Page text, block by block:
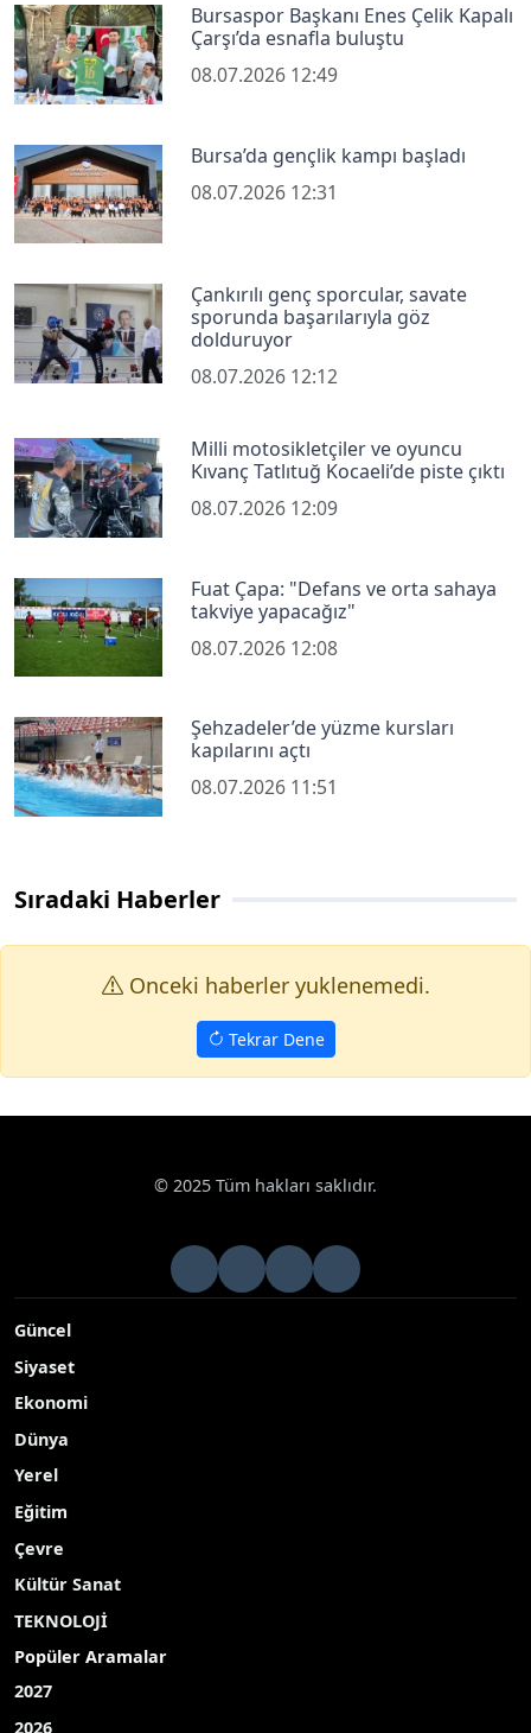
Bursaspor Başkanı Enes Çelik Kapalı
Çarşı’da esnafla buluştu
08.07.2026 12:49
Bursa’da gençlik kampı başladı
08.07.2026 12:31
Çankırılı genç sporcular, savate
sporunda başarılarıyla göz
dolduruyor
08.07.2026 12:12
Milli motosikletçiler ve oyuncu
Kıvanç Tatlıtuğ Kocaeli’de piste çıktı
08.07.2026 12:09
Fuat Çapa: "Defans ve orta sahaya
takviye yapacağız"
08.07.2026 12:08
Şehzadeler’de yüzme kursları
kapılarını açtı
08.07.2026 11:51
Sıradaki Haberler
Onceki haberler yuklenemedi.
Tekrar Dene
© 2025 Tüm hakları saklıdır.
Güncel
Siyaset
Ekonomi
Dünya
Yerel
Eğitim
Çevre
Kültür Sanat
TEKNOLOJİ
Popüler Aramalar
2027
2026